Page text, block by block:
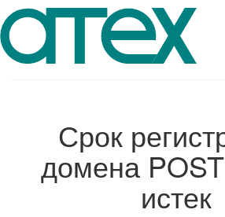
Срок
домена
истек